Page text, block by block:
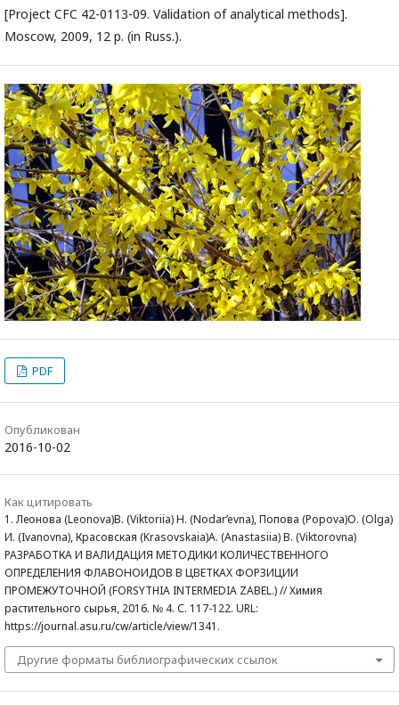
[Project CFC 42-0113-09. Validation of analytical methods].
Moscow, 2009, 12 p. (in Russ.).
PDF
Опубликован
2016-10-02
Как цитировать
1. Леонова (Leonova)В. (Viktoriia) Н. (Nodar’evna), Попова (Popova)О. (Olga)
И. (Ivanovna), Красовская (Krasovskaia)А. (Anastasiia) В. (Viktorovna)
РАЗРАБОТКА И ВАЛИДАЦИЯ МЕТОДИКИ КОЛИЧЕСТВЕННОГО
ОПРЕДЕЛЕНИЯ ФЛАВОНОИДОВ В ЦВЕТКАХ ФОРЗИЦИИ
ПРОМЕЖУТОЧНОЙ (FORSYTHIA INTERMEDIA ZABEL.) // Химия
растительного сырья, 2016. № 4. С. 117-122. URL:
https://journal.asu.ru/cw/article/view/1341.
Другие форматы библиографических ссылок